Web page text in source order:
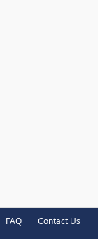
FAQ Contact Us